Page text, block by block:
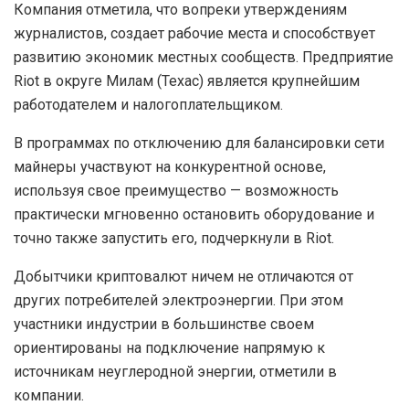
Компания отметила, что вопреки утверждениям
журналистов, создает рабочие места и способствует
развитию экономик местных сообществ. Предприятие
Riot в округе Милам (Техас) является крупнейшим
работодателем и налогоплательщиком.
В программах по отключению для балансировки сети
майнеры участвуют на конкурентной основе,
используя свое преимущество — возможность
практически мгновенно остановить оборудование и
точно также запустить его, подчеркнули в Riot.
Добытчики криптовалют ничем не отличаются от
других потребителей электроэнергии. При этом
участники индустрии в большинстве своем
ориентированы на подключение напрямую к
источникам неуглеродной энергии, отметили в
компании.